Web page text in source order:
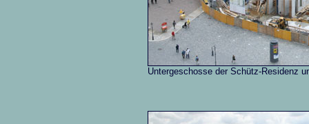
Untergeschosse der Schütz-Residenz